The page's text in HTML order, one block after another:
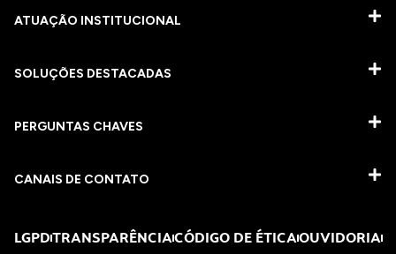
ATUAÇÃO INSTITUCIONAL
SOLUÇÕES DESTACADAS
PERGUNTAS CHAVES​
CANAIS DE CONTATO
LGPDTRANSPARÊNCIACÓDIGO DE ÉTICAOUVIDORIA